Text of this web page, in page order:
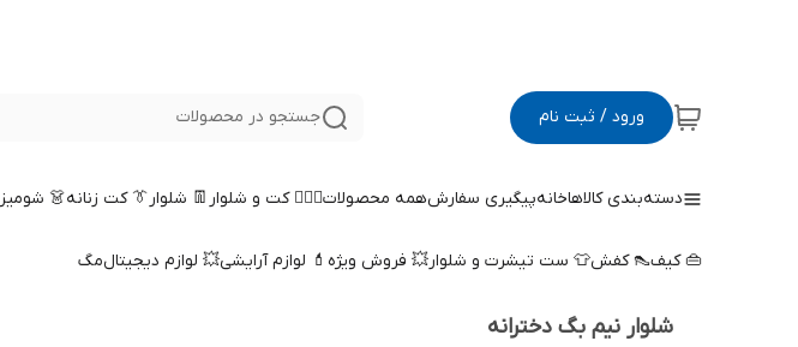
ورود / ثبت نام جستجو در محصولات
دسته‌بندی کالاهاخانهپیگیری سفارشهمه محصولات🤵🏻‍♀️ کت و شلوار 👖 شلوار👔 کت زنانه👗 شومیز
👜 کیف👠 کفش👕 ست تیشرت و شلوار💥 فروش ویژه 💄 لوازم آرایشی💥 لوازم دیجیتالمگ
شلوار نیم بگ دخترانه